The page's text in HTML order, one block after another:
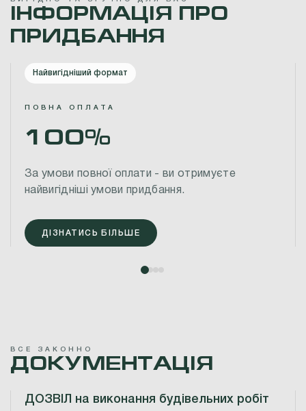
ІНФОРМАЦІЯ ПРО
ПРИДБАННЯ
Найвигідніший формат
ПОВНА ОПЛАТА
100%
За умови повної оплати - ви отримуєте
найвигідніші умови придбання.
ДІЗНАТИСЬ БІЛЬШЕ
В С Е З А К О Н Н О
ДОКУМЕНТАЦІЯ
ДОЗВІЛ на виконання будівельних робіт